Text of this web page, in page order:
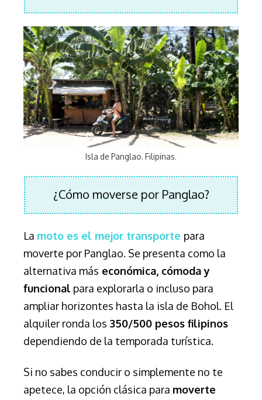
Isla de Panglao. Filipinas.
¿Cómo moverse por Panglao?
La moto es el mejor transporte para
moverte por Panglao. Se presenta como la
alternativa más económica, cómoda y
funcional para explorarla o incluso para
ampliar horizontes hasta la isla de Bohol. El
alquiler ronda los 350/500 pesos filipinos
dependiendo de la temporada turística.
Si no sabes conducir o simplemente no te
apetece, la opción clásica para moverte